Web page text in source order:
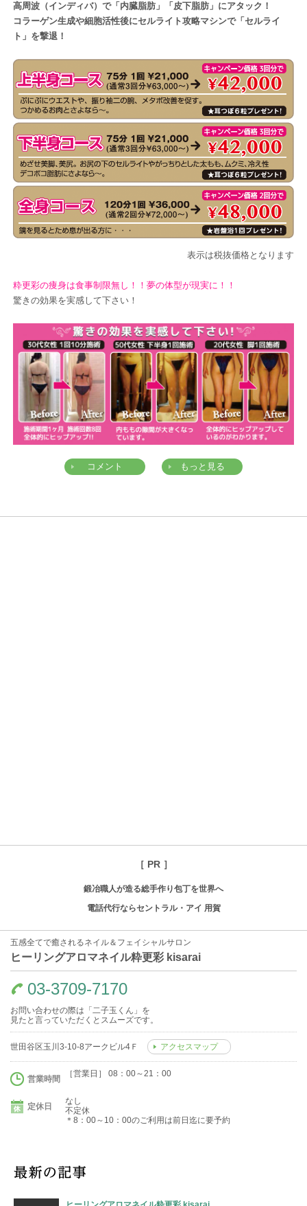
高周波（インディバ）で「内臓脂肪」「皮下脂肪」にアタック！
コラーゲン生成や細胞活性後にセルライト攻略マシンで「セルライ
ト」を撃退！
表示は税抜価格となります
粋更彩の痩身は食事制限無し！！夢の体型が現実に！！
驚きの効果を実感して下さい！
コメント もっと見る
［ PR ］
鍛冶職人が造る総手作り包丁を世界へ
電話代行ならセントラル・アイ 用賀
五感全てで癒されるネイル＆フェイシャルサロン
ヒーリングアロマネイル粋更彩 kisarai
03-3709-7170
お問い合わせの際は「二子玉くん」を
見たと言っていただくとスムーズです。
世田谷区玉川3-10-8アークビル4Ｆ アクセスマップ
営業時間
［営業日］ 08：00～21：00
定休日
なし
不定休
＊8：00～10：00のご利用は前日迄に要予約